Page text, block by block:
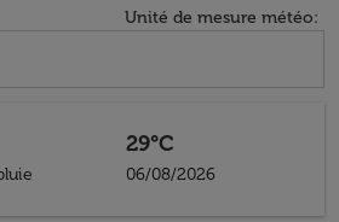
Unité de mesure météo:
29°C
06/08/2026